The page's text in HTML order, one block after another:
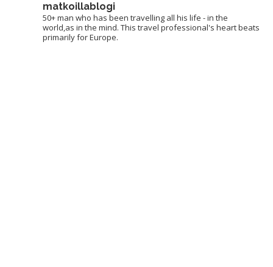
matkoillablogi
50+ man who has been travelling all his life - in the
world,as in the mind. This travel professional's heart beats
primarily for Europe.